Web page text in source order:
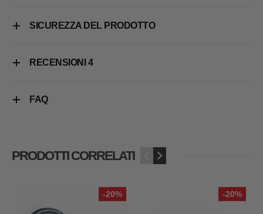
SICUREZZA DEL PRODOTTO
RECENSIONI 4
FAQ
PRODOTTI CORRELATI ›
-20% -20%